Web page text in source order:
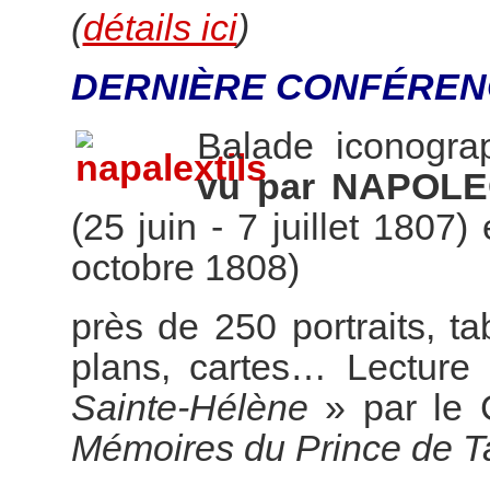
(détails ici)
DERNIÈRE
Balade
vu par
(25 juin - 7 juillet
octobre 1808)
près de 250 portraits,
plans, cartes…
Sainte-Hélène » par le
Mémoires du Prince de